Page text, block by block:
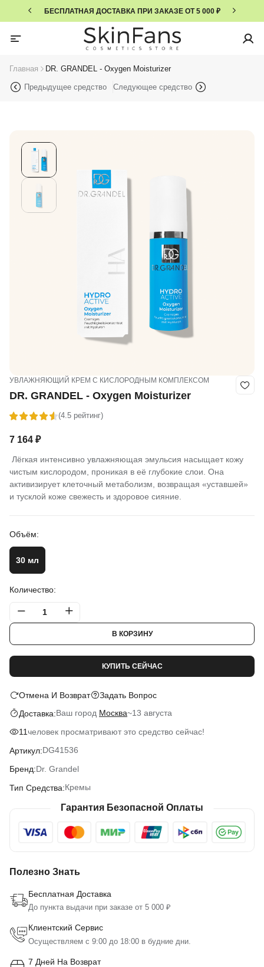
БЕСПЛАТНАЯ ДОСТАВКА ПРИ ЗАКАЗЕ ОТ 5 000 ₽
Главная DR. GRANDEL - Oxygen Moisturizer
Предыдущее средство Следующее средство
УВЛАЖНЯЮЩИЙ КРЕМ С КИСЛОРОДНЫМ КОМПЛЕКСОМ
DR. GRANDEL - Oxygen Moisturizer
(4.5 рейтинг)
7 164 ₽
Лёгкая интенсивно увлажняющая эмульсия насыщает кожу
чистым кислородом, проникая в её глубокие слои. Она
активизирует клеточный метаболизм, возвращая «уставшей»
и тусклой коже свежесть и здоровое сияние.
Объём:
30 мл
Количество:
В КОРЗИНУ
КУПИТЬ СЕЙЧАС
Отмена И Возврат
Задать Вопрос
Доставка:Ваш город Москва~13 августа
11человек просматривают это средство сейчас!
Артикул:DG41536
Бренд:Dr. Grandel
Тип Средства:Кремы
Гарантия Безопасной Оплаты
Полезно Знать
Бесплатная Доставка
До пункта выдачи при заказе от 5 000 ₽
Клиентский Сервис
Осуществляем с 9:00 до 18:00 в будние дни.
7 Дней На Возврат